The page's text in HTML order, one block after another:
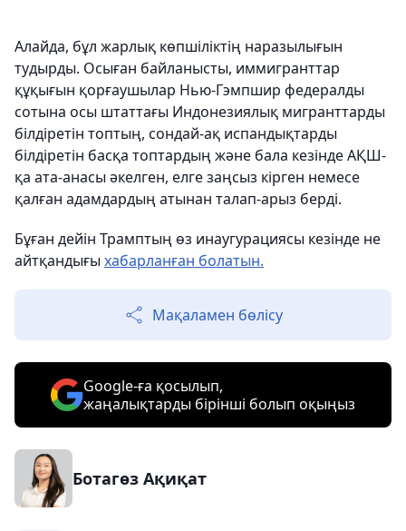
Алайда, бұл жарлық көпшіліктің наразылығын
тудырды. Осыған байланысты, иммигранттар
құқығын қорғаушылар Нью-Гэмпшир федералды
сотына осы штаттағы Индонезиялық мигранттарды
білдіретін топтың, сондай-ақ испандықтарды
білдіретін басқа топтардың және бала кезінде АҚШ-
қа ата-анасы әкелген, елге заңсыз кірген немесе
қалған адамдардың атынан талап-арыз берді.
Бұған дейін Трамптың өз инаугурациясы кезінде не
айтқандығы хабарланған болатын.
Мақаламен бөлісу
Google-ға қосылып,
жаңалықтарды бірінші болып оқыңыз
Ботагөз Ақиқат